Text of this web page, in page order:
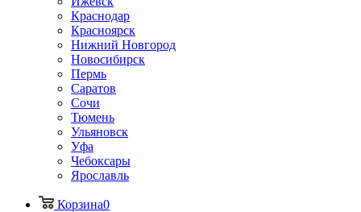
Краснодар
Красноярск
Нижний Новгород
Новосибирск
Пермь
Саратов
Сочи
Тюмень
Ульяновск
Уфа
Чебоксары
Ярославль
Корзина0